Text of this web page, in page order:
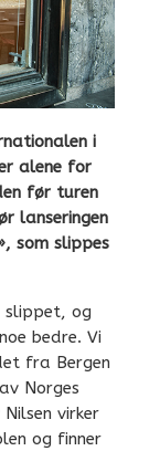
i
alene for
før turen
lanseringen
som slippes
slippet, og
bedre. Vi
fra Bergen
Norges
virker
og finner